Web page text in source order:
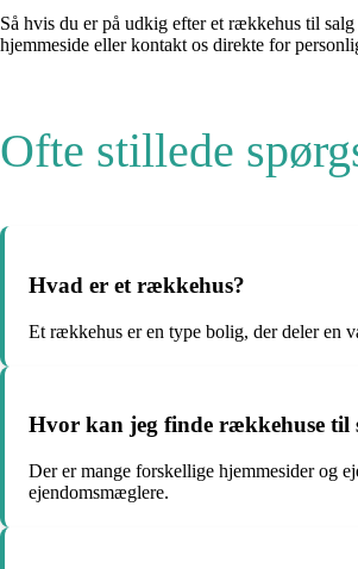
Så hvis du er på udkig efter et rækkehus til
hjemmeside eller kontakt os direkte for
Ofte stillede
Hvad er et rækkehus?
Et rækkehus er en type bolig, der deler en
Hvor kan jeg finde rækkehuse til
Der er mange forskellige hjemmesider og
ejendomsmæglere.